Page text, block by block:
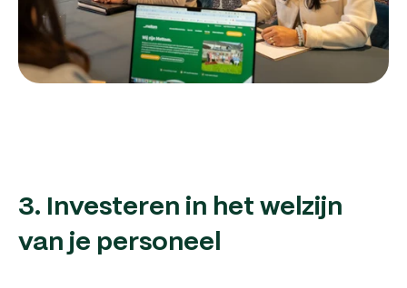
3. Investeren in het welzijn
van je personeel